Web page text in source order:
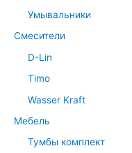
Умывальники
Смесители
D-Lin
Timo
Wasser Kraft
Мебель
Тумбы комплект